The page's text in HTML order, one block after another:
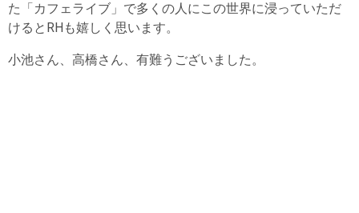
た「カフェライブ」で多くの人にこの世界に浸っていただ
けるとRHも嬉しく思います。
小池さん、高橋さん、有難うございました。